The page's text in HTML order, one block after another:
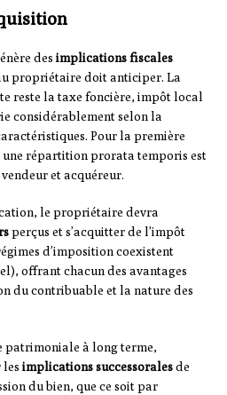
des implications fiscales
propriétaire doit anticiper. La
reste la taxe foncière, impôt local
considérablement selon la
Pour la première
une répartition prorata temporis est
et acquéreur.
le propriétaire devra
perçus et s’acquitter de l’impôt
d’imposition coexistent
offrant chacun des avantages
du contribuable et la nature des
patrimoniale à long terme,
les implications successoralesde
du bien, que ce soit par